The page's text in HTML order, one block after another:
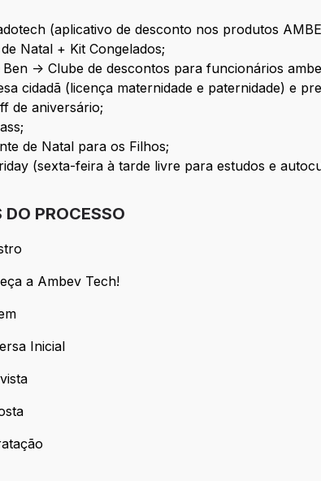
(aplicativo de desconto nos produtos
Natal + Kit Congelados;
Ben -> Clube de descontos para funcionários
cidadã (licença maternidade e paternidade) e
de aniversário;
de Natal para os Filhos;
(sexta-feira à tarde livre para estudos e
DO PROCESSO
a Ambev Tech!
a Ambev Tech!
Inicial
Inicial